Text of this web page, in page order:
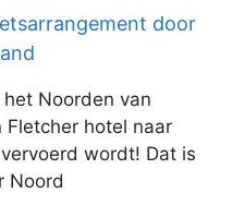
door
Noorden van
hotel naar
wordt! Dat is
Noord